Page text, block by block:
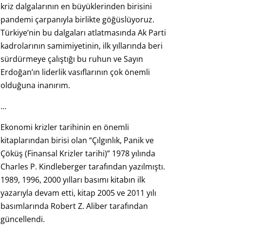
kriz dalgalarının en büyüklerinden birisini
pandemi çarpanıyla birlikte göğüslüyoruz.
Türkiye’nin bu dalgaları atlatmasında Ak Parti
kadrolarının samimiyetinin, ilk yıllarında beri
sürdürmeye çalıştığı bu ruhun ve Sayın
Erdoğan’ın liderlik vasıflarının çok önemli
olduğuna inanırım.
…
Ekonomi krizler tarihinin en önemli
kitaplarından birisi olan “Çılgınlık, Panik ve
Çöküş (Finansal Krizler tarihi)” 1978 yılında
Charles P. Kindleberger tarafından yazılmıştı.
1989, 1996, 2000 yılları basımı kitabın ilk
yazarıyla devam etti, kitap 2005 ve 2011 yılı
basımlarında Robert Z. Aliber tarafından
güncellendi.